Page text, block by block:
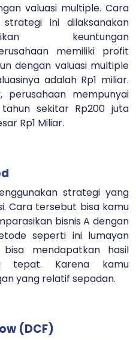
valuasi multiple. Cara
ini dilaksanakan
keuntungan
memiliki profit
dengan valuasi multiple
adalah Rp1 miliar.
perusahaan mempunyai
sekitar Rp200 juta
Rp1 Miliar.
strategi yang
Cara tersebut bisa kamu
bisnis A dengan
seperti ini lumayan
mendapatkan hasil
tepat. Karena kamu
yang relatif sepadan.
(DCF)